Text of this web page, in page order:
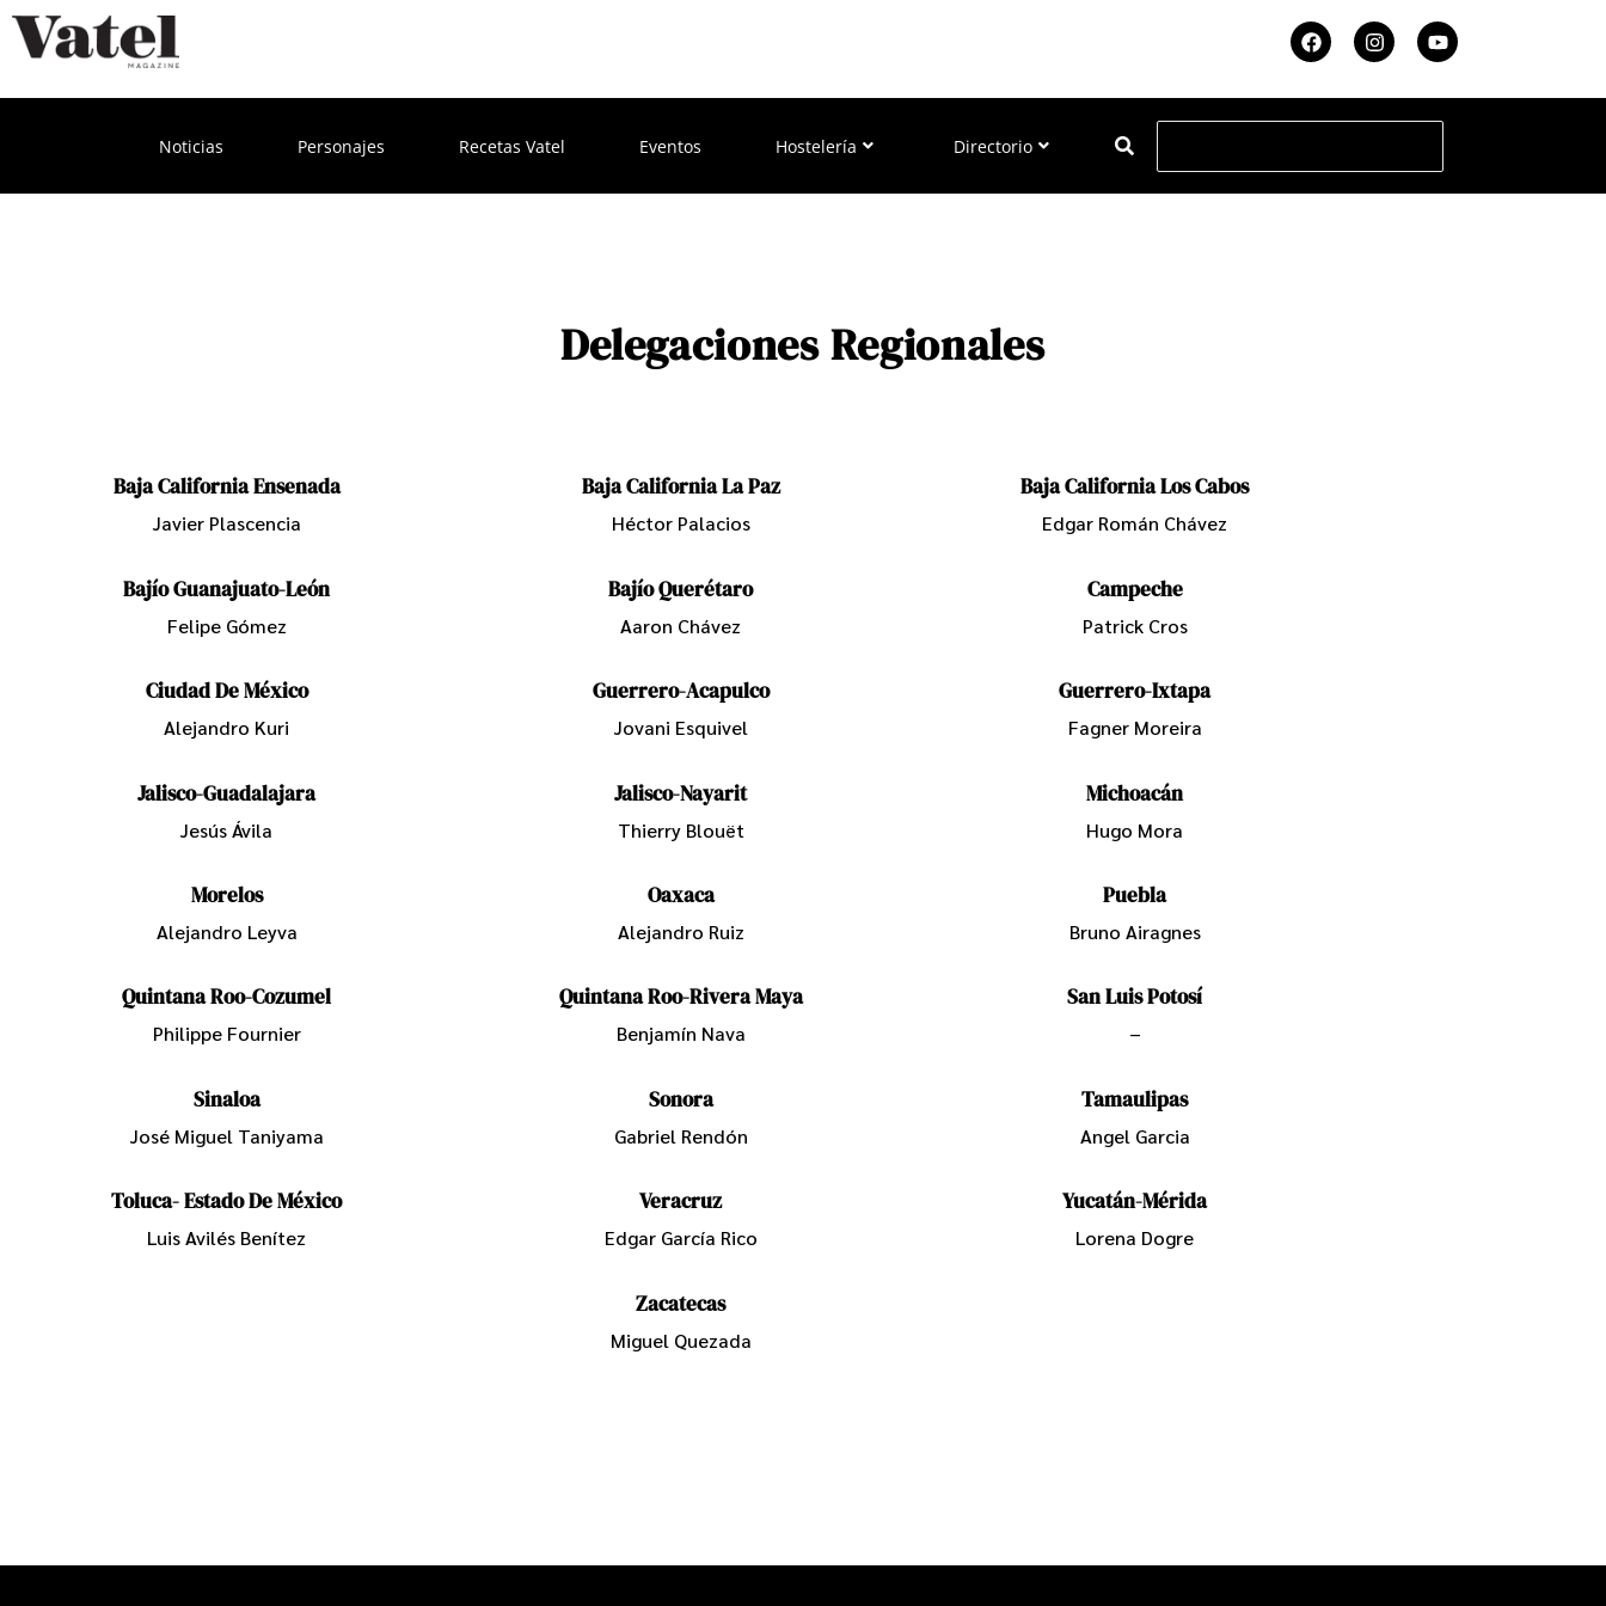
Noticias Personajes Recetas Vatel Eventos Hostelería Directorio
Delegaciones Regionales
Baja California Ensenada
Javier Plascencia
Baja California La Paz
Héctor Palacios
Baja California Los Cabos
Edgar Román Chávez
Bajío Guanajuato-León
Felipe Gómez
Bajío Querétaro
Aaron Chávez
Campeche
Patrick Cros
Ciudad De México
Alejandro Kuri
Guerrero-Acapulco
Jovani Esquivel
Guerrero-Ixtapa
Fagner Moreira
Jalisco-Guadalajara
Jesús Ávila
Jalisco-Nayarit
Thierry Blouët
Michoacán
Hugo Mora
Morelos
Alejandro Leyva
Oaxaca
Alejandro Ruiz
Puebla
Bruno Airagnes
Quintana Roo-Cozumel
Philippe Fournier
Quintana Roo-Rivera Maya
Benjamín Nava
San Luis Potosí
–
Sinaloa
José Miguel Taniyama
Sonora
Gabriel Rendón
Tamaulipas
Angel Garcia
Toluca- Estado De México
Luis Avilés Benítez
Veracruz
Edgar García Rico
Yucatán-Mérida
Lorena Dogre
Zacatecas
Miguel Quezada